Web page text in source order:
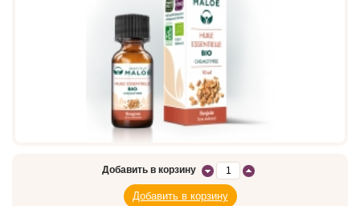
Добавить в корзину